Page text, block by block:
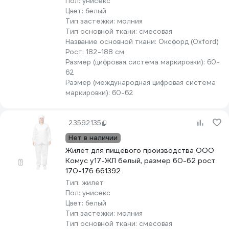
Цвет: белый
Тип застежки: молния
Тип основной ткани: смесовая
Название основной ткани: Оксфорд (Oxford)
Рост: 182-188 см
Размер (цифровая система маркировки): 60-
62
Размер (международная цифровая система
маркировки): 60-62
23592135
Нет в наличии
Жилет для пищевого производства ООО
Комус у17-ЖЛ белый, размер 60-62 рост
170-176 661392
Тип: жилет
Пол: унисекс
Цвет: белый
Тип застежки: молния
Тип основной ткани: смесовая